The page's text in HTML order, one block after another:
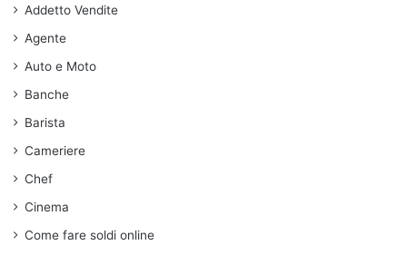
Addetto Vendite
Agente
Auto e Moto
Banche
Barista
Cameriere
Chef
Cinema
Come fare soldi online